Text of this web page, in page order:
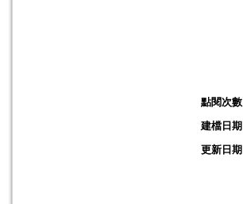
點閱次數
建檔日期
更新日期